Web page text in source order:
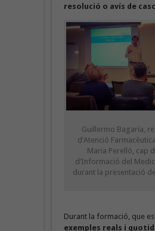
resolució o avís de
Guillermo Bagaría,
d’Atenció
Maria Perelló, cap
d’Informació del
durant la presentació
Durant la formació, que
exemples reals i